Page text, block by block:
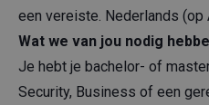
een vereiste. Nederlands (op
Wat we van jou nodig
Je hebt je bachelor- of
Security, Business of een